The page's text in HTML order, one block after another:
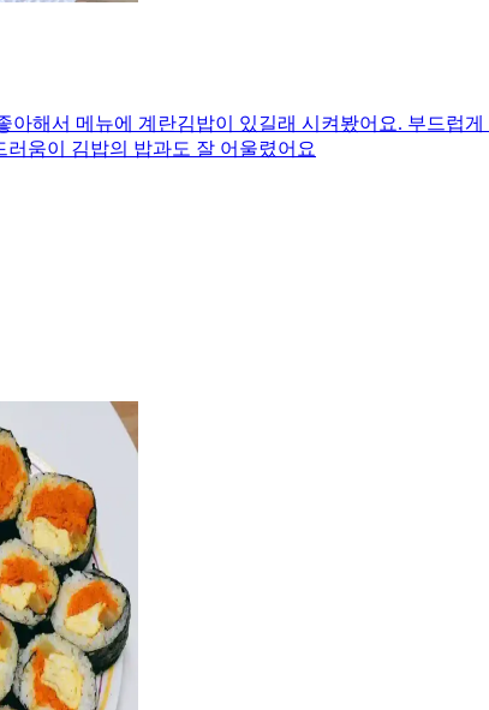
아해서 메뉴에 계란김밥이 있길래 시켜봤어요. 부드럽
움이 김밥의 밥과도 잘 어울렸어요